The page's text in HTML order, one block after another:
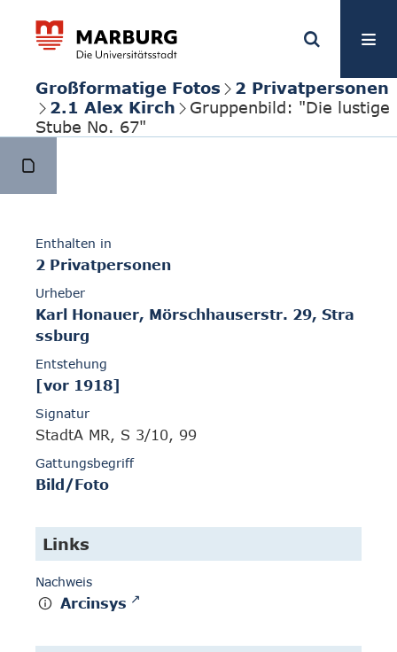
Großformatige Fotos
2 Privatpersonen
2.1 Alex Kirch
Gruppenbild: "Die lustige
Stube No. 67"
Enthalten in
2 Privatpersonen
Urheber
Karl Honauer, Mörschhauserstr. 29, Stra
ssburg
Entstehung
[vor 1918]
Signatur
StadtA MR, S 3/10, 99
Gattungsbegriff
Bild/Foto
Links
Nachweis
Arcinsys